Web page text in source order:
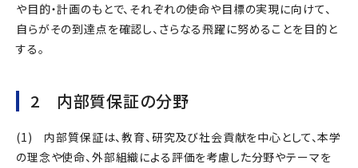
や目的・計画のもとで、それぞれの使命や目標の実現に向けて、
自らがその到達点を確認し、さらなる飛躍に努めることを目的と
する。
2 内部質保証の分野
(1) 内部質保証は、教育、研究及び社会貢献を中心として、本学
の理念や使命、外部組織による評価を考慮した分野やテーマを